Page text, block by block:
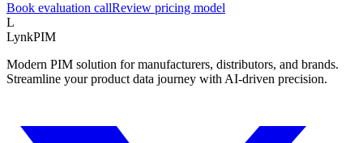
Book evaluation callReview pricing model
L
LynkPIM
Modern PIM solution for manufacturers, distributors, and brands.
Streamline your product data journey with AI-driven precision.